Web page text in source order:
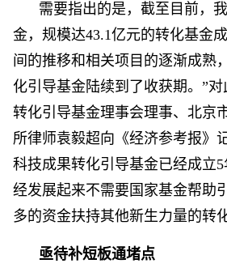
需要指出的是，截至目前，
金，规模达43.1亿元的转化基金
间的推移和相关项目的逐渐成
化引导基金陆续到了收获期。”
转化引导基金理事会理事、北京
所律师袁毅超向《经济参考报》
科技成果转化引导基金已经成立
经发展起来不需要国家基金帮助
多的资金扶持其他新生力量的转化
亟待补短板通堵点